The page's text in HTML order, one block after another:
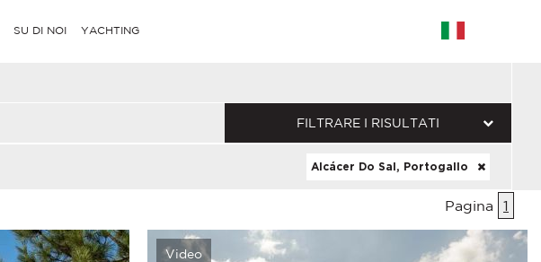
SU DI NOI YACHTING
FILTRARE I RISULTATI
Alcácer Do Sal, Portogallo
Pagina 1
Video